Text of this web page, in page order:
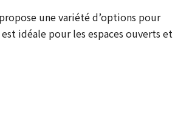
une variété d’options pour
idéale pour les espaces ouverts et